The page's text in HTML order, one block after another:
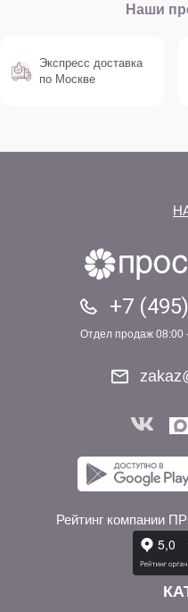
Наши
Экспресс доставка
по Москве
+7
Отдел продаж 08:00
Рейтинг компании